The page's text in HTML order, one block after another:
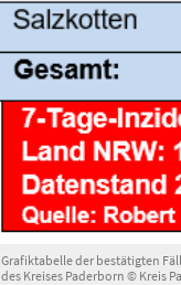
Grafiktabelle der bestätigten
des Kreises Paderborn © Kreis